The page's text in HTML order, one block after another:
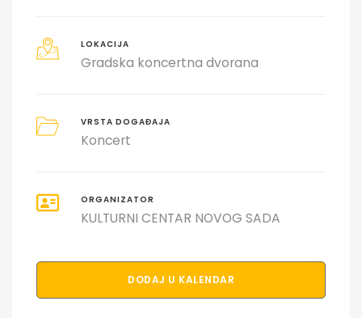
LOKACIJA
Gradska koncertna dvorana
VRSTA DOGAĐAJA
Koncert
ORGANIZATOR
KULTURNI CENTAR NOVOG SADA
DODAJ U KALENDAR